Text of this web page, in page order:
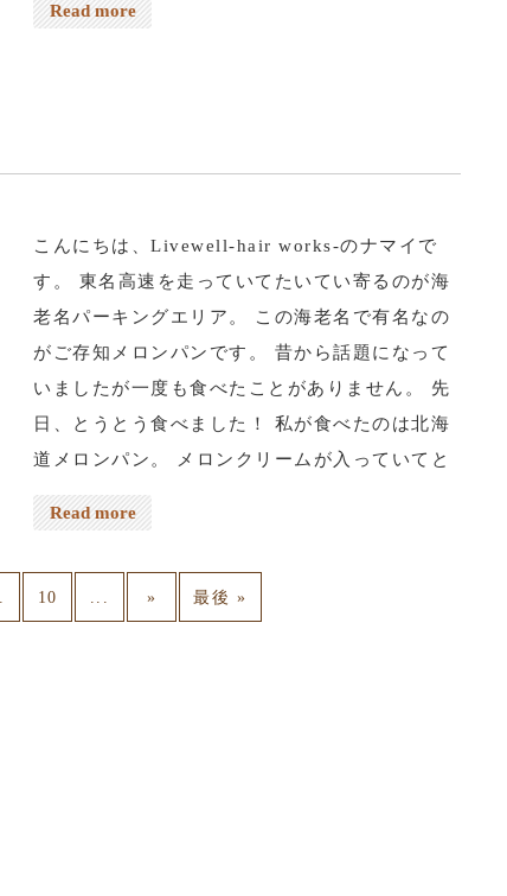
Read more
こんにちは、Livewell-hair works-のナマイで
す。 東名高速を走っていてたいてい寄るのが海
老名パーキングエリア。 この海老名で有名なの
がご存知メロンパンです。 昔から話題になって
いましたが一度も食べたことがありません。 先
日、とうとう食べました！ 私が食べたのは北海
道メロンパン。 メロンクリームが入っていてと
っても美味しかったです。 まだ今日も空いてる
所があります。 今週の土日も空いてる所があり
予約はreservationから。 電話予約は📞03-5284-
Read more
10 » 最後 »